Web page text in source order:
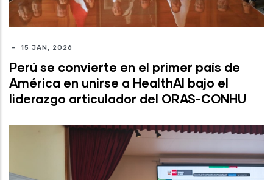
- 15 JAN, 2026
Perú se convierte en el primer país de
América en unirse a HealthAI bajo el
liderazgo articulador del ORAS-CONHU